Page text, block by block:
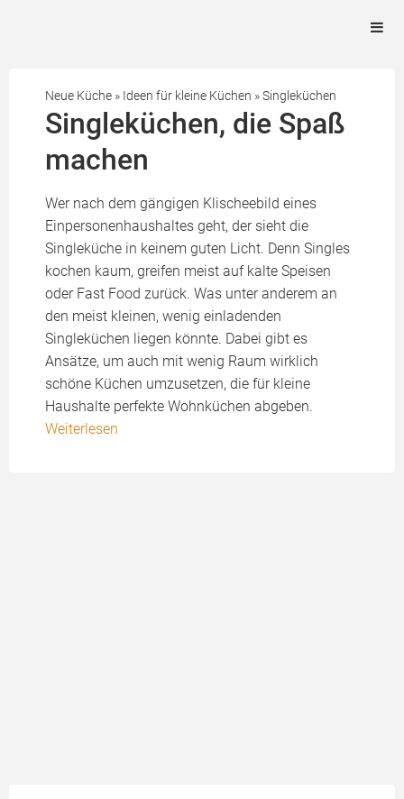
Neue Küche » Ideen für kleine Küchen »Singleküchen
Singleküchen, die Spaß
machen
Wer nach dem gängigen Klischeebild eines
Einpersonenhaushaltes geht, der sieht die
Singleküche in keinem guten Licht. Denn Singles
kochen kaum, greifen meist auf kalte Speisen
oder Fast Food zurück. Was unter anderem an
den meist kleinen, wenig einladenden
Singleküchen liegen könnte. Dabei gibt es
Ansätze, um auch mit wenig Raum wirklich
schöne Küchen umzusetzen, die für kleine
Haushalte perfekte Wohnküchen abgeben.
Weiterlesen